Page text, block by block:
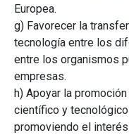
Europea.
g) Favorecer la
tecnología entre los
entre los organismos
empresas.
h) Apoyar la
científico y
promoviendo el